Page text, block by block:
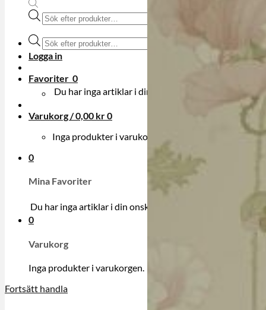
Produktsökning
Produktsökning
Logga in
Favoriter 0
Du har inga artiklar i din onskelista.
Varukorg /0,00 kr0
Inga produkter i varukorgen.
0
Mina Favoriter
Du har inga artiklar i din onskelista.
0
Varukorg
Inga produkter i varukorgen.
Fortsätt handla